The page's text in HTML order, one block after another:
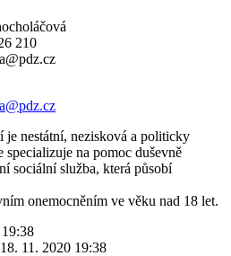
210
je nestátní, nezisková a politicky
specializuje na pomoc duševně
sociální služba, která působí
onemocněním ve věku nad 18 let.
18. 11. 2020 19:38